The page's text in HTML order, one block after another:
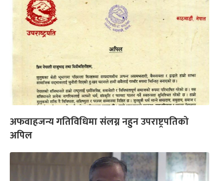
अफवाहजन्य गतिविधिमा संलग्न नहुन उपराष्ट्रपतिको
अपिल